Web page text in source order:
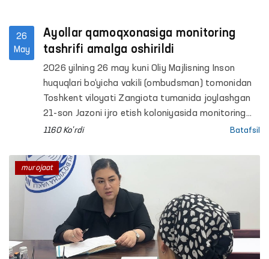
26
May
Ayollar qamoqxonasiga monitoring
tashrifi amalga oshirildi
2026 yilning 26 may kuni Oliy Majlisning Inson
huquqlari bo‘yicha vakili (ombudsman) tomonidan
Toshkent viloyati Zangiota tumanida joylashgan
21-son Jazoni ijro etish koloniyasida monitoring
tashrifi o‘tkazildi.
1160 Ko'rdi Batafsil
murojaat